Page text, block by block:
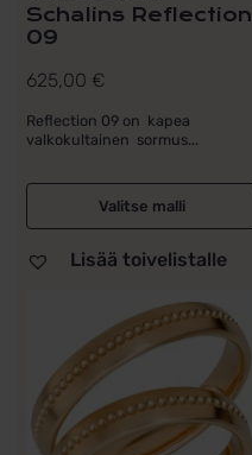
Schalins Reflection
09
625,00 €
Reflection 09 on kapea
valkokultainen sormus...
Valitse malli
Lisää toivelistalle